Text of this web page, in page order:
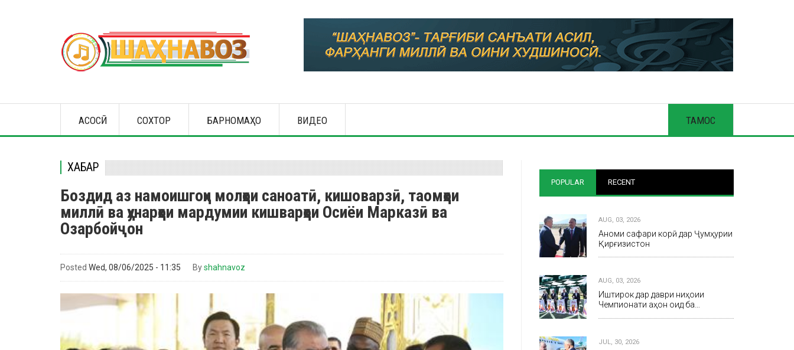
navigation
АСОСӢ СОХТОР БАРНОМАҲО ВИДЕО ТАМОС
ХАБАР
Боздид аз намоишгоҳи молҳои саноатӣ, кишоварзӣ, таомҳои
миллӣ ва ҳунарҳои мардумии кишварҳои Осиёи Марказӣ ва
Озарбойҷон
Posted Wed, 08/06/2025 - 11:35 Byshahnavoz
POPULAR RECENT
AUG, 03, 2026
Анҷоми сафари корӣ дар Ҷумҳурии
Қирғизистон
AUG, 03, 2026
Иштирок дар даври ниҳоии
Чемпионати ҷаҳон оид ба…
JUL, 30, 2026